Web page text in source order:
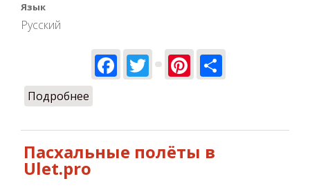
Язык
Русский
Facebook
TwitterPinterest
Подробнее
Пасхальные полёты в
Ulet.pro